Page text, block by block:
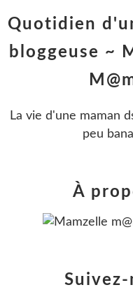
Quotidien
bloggeuse ~
La vie d'une maman
peu
Suivez-
À